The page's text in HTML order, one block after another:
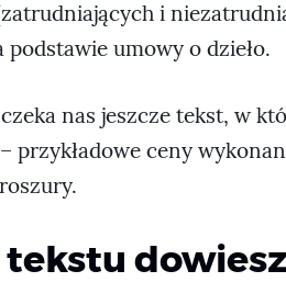
i
podstawie umowy o dzieło.
nas jeszcze tekst, w
przykładowe ceny